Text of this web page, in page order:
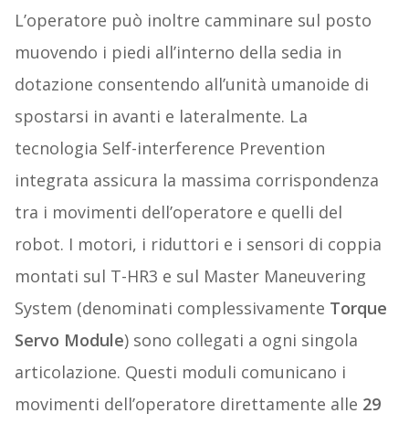
L’operatore può inoltre camminare sul posto
muovendo i piedi all’interno della sedia in
dotazione consentendo all’unità umanoide di
spostarsi in avanti e lateralmente. La
tecnologia Self-interference Prevention
integrata assicura la massima corrispondenza
tra i movimenti dell’operatore e quelli del
robot. I motori, i riduttori e i sensori di coppia
montati sul T-HR3 e sul Master Maneuvering
System (denominati complessivamente Torque
Servo Module) sono collegati a ogni singola
articolazione. Questi moduli comunicano i
movimenti dell’operatore direttamente alle 29